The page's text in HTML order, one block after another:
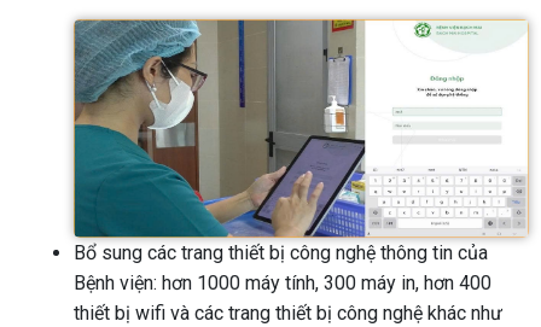
Bổ sung các trang thiết bị công nghệ thông tin của
Bệnh viện: hơn 1000 máy tính, 300 máy in, hơn 400
thiết bị wifi và các trang thiết bị công nghệ khác như